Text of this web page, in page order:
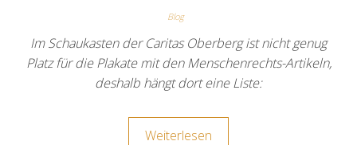
Blog
Im Schaukasten der Caritas Oberberg ist nicht genug
Platz für die Plakate mit den Menschenrechts-Artikeln,
deshalb hängt dort eine Liste:
Weiterlesen